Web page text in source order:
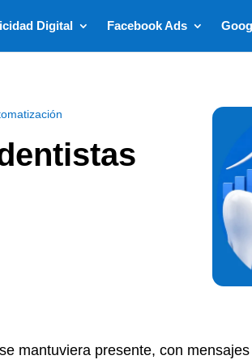
Digital Facebook Ads
mantuviera presente, con mensajes